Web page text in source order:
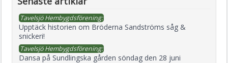
Tavelsjö Hembygdsförening:
Upptäck historien om Bröderna Sandströms såg &
snickeri!
Tavelsjö Hembygdsförening:
Dansa på Sundlingska gården söndag den 28 juni